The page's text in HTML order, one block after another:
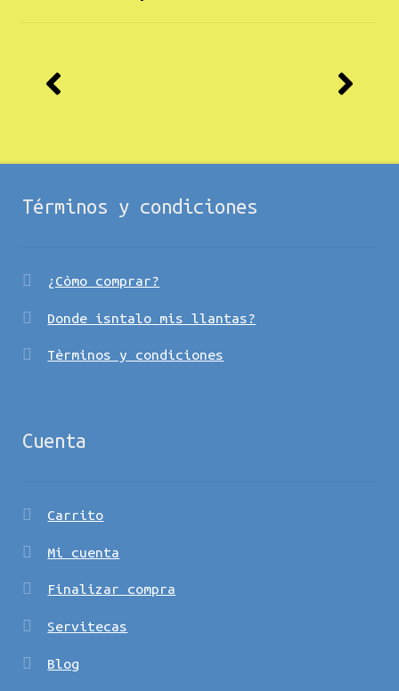
Términos y condiciones
¿Còmo comprar?
Donde isntalo mis llantas?
Tèrminos y condiciones
Cuenta
Carrito
Mi cuenta
Finalizar compra
Servitecas
Blog